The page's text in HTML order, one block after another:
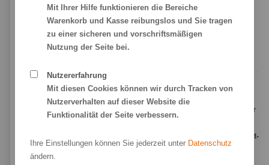
Häufige Fragen
Sie haben Fragen zum FineArt Druck auf Hahnemühle
Was ist Hahnemühle Photo Rag®?
Hahnemühle Photo Rag® ist ein hochwertiges
FineArt-Papier
matten Premium-Inkjet-
Beschichtung
bietet es exzellente Druckergebnisse mit
Mit Ihrer Hilfe funktionieren die Bereiche
Warenkorb und Kasse reibungslos und Sie tragen
zu einer sicheren und vorschriftsmäßigen
Nutzung der Seite bei.
Nutzererfahrung
Mit diesen Cookies können wir durch Tracken von
Nutzerverhalten auf dieser Website die
Funktionalität der Seite verbessern.
Ihre Einstellungen können Sie jederzeit unter Datenschutz
ändern.